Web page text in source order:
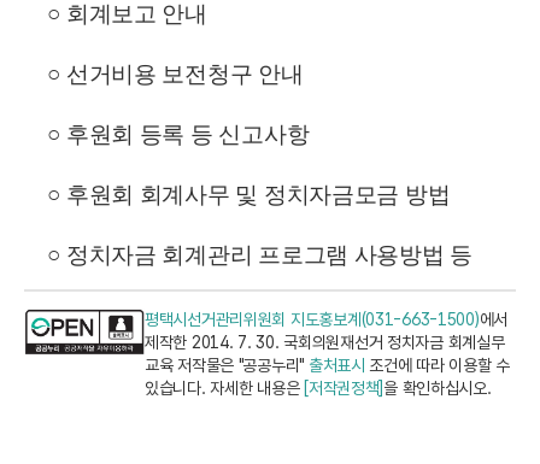
○ 회계보고 안내
○ 선거비용 보전청구 안내
○ 후원회 등록 등 신고사항
○ 후원회 회계사무 및 정치자금모금 방법
○ 정치자금 회계관리 프로그램 사용방법 등
평택시선거관리위원회 지도홍보계(031-663-1500)에서
제작한 2014. 7. 30. 국회의원재선거 정치자금 회계실무
교육 저작물은 "공공누리" 출처표시 조건에 따라 이용할 수
있습니다. 자세한 내용은 [저작권정책]을 확인하십시오.